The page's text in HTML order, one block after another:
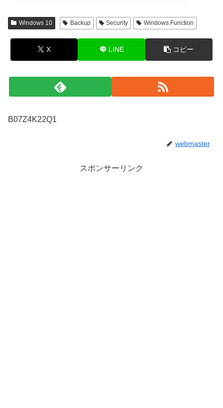
Windows 10 Backup Security Windows Function
X LINE コピー
B07Z4K22Q1
webmaster
スポンサーリンク